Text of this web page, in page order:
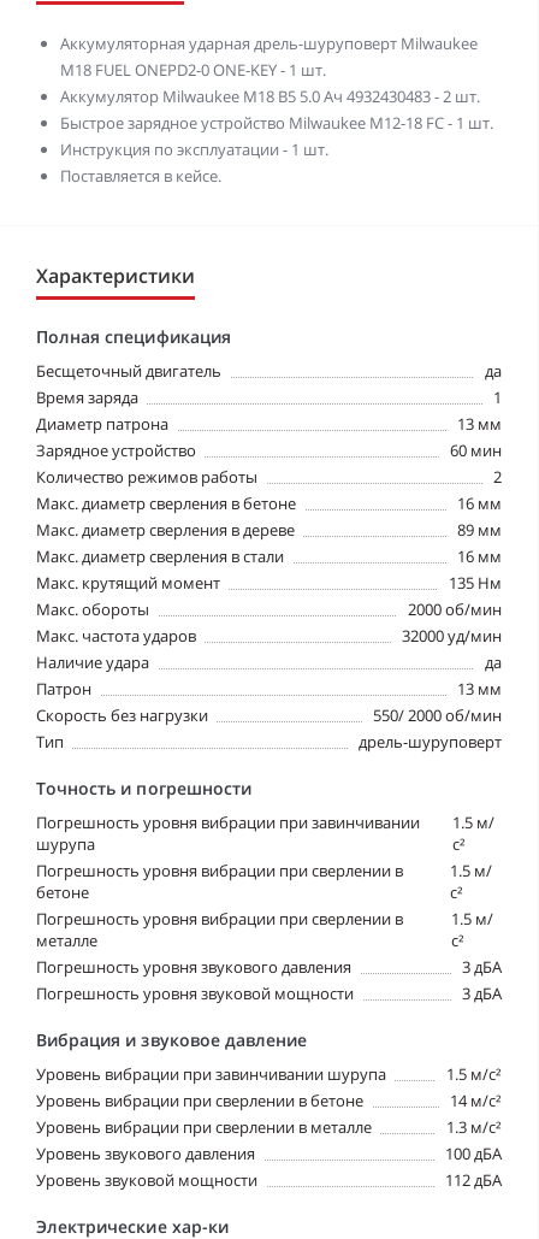
Аккумуляторная ударная дрель-шуруповерт Milwaukee
M18 FUEL ONEPD2-0 ONE-KEY - 1 шт.
Аккумулятор Milwaukee M18 B5 5.0 Ач 4932430483 - 2 шт.
Быстрое зарядное устройство Milwaukee M12-18 FC - 1 шт.
Инструкция по эксплуатации - 1 шт.
Поставляется в кейсе.
Характеристики
Полная спецификация
Бесщеточный двигатель
да
Время заряда
1
Диаметр патрона
13 мм
Зарядное устройство
60 мин
Количество режимов работы
2
Макс. диаметр сверления в бетоне
16 мм
Макс. диаметр сверления в дереве
89 мм
Макс. диаметр сверления в стали
16 мм
Макс. крутящий момент
135 Нм
Макс. обороты
2000 об/мин
Макс. частота ударов
32000 уд/мин
Наличие удара
да
Патрон
13 мм
Скорость без нагрузки
550/ 2000 об/мин
Тип
дрель-шуруповерт
Точность и погрешности
Погрешность уровня вибрации при завинчивании
шурупа
1.5 м/
с²
Погрешность уровня вибрации при сверлении в
бетоне
1.5 м/
с²
Погрешность уровня вибрации при сверлении в
металле
1.5 м/
с²
Погрешность уровня звукового давления
3 дБА
Погрешность уровня звуковой мощности
3 дБА
Вибрация и звуковое давление
Уровень вибрации при завинчивании шурупа
1.5 м/с²
Уровень вибрации при сверлении в бетоне
14 м/с²
Уровень вибрации при сверлении в металле
1.3 м/с²
Уровень звукового давления
100 дБА
Уровень звуковой мощности
112 дБА
Электрические хар-ки